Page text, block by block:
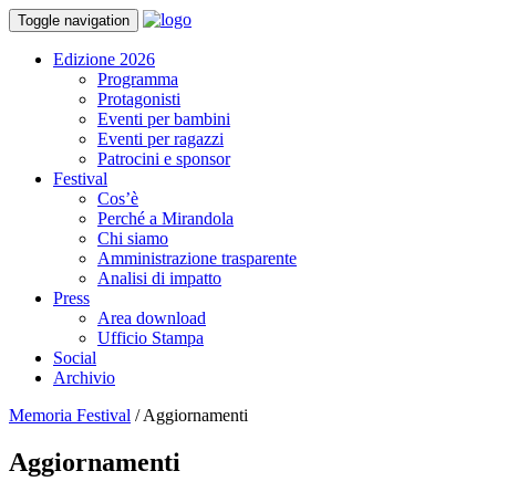
Toggle navigation
Edizione 2026
Programma
Protagonisti
Eventi per bambini
Eventi per ragazzi
Patrocini e sponsor
Festival
Cos’è
Perché a Mirandola
Chi siamo
Amministrazione trasparente
Analisi di impatto
Press
Area download
Ufficio Stampa
Social
Archivio
Memoria Festival /Aggiornamenti
Aggiornamenti